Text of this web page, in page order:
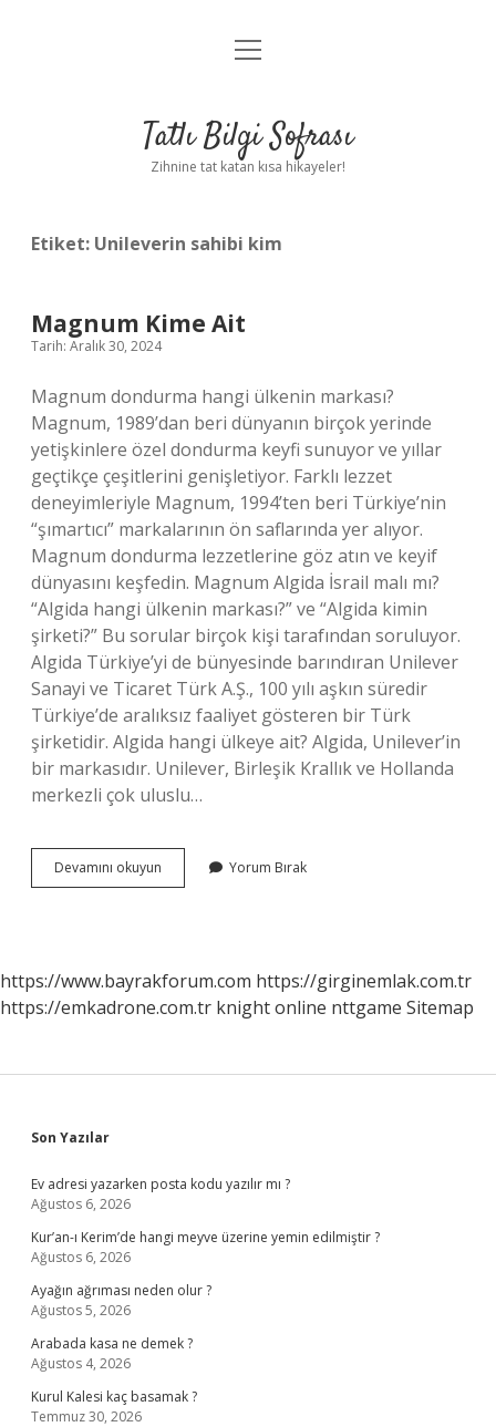
Anasayfa
Yasal Uyarı
menüyü
Tatlı Bilgi Sofrası
Zihnine tat katan kısa hikayeler!
Etiket: Unileverin sahibi kim
Magnum Kime Ait
Tarih: Aralık 30, 2024
Magnum dondurma hangi ülkenin markası?
Magnum, 1989’dan beri dünyanın birçok yerinde
yetişkinlere özel dondurma keyfi sunuyor ve yıllar
geçtikçe çeşitlerini genişletiyor. Farklı lezzet
deneyimleriyle Magnum, 1994’ten beri Türkiye’nin
“şımartıcı” markalarının ön saflarında yer alıyor.
Magnum dondurma lezzetlerine göz atın ve keyif
dünyasını keşfedin. Magnum Algida İsrail malı mı?
“Algida hangi ülkenin markası?” ve “Algida kimin
şirketi?” Bu sorular birçok kişi tarafından soruluyor.
Algida Türkiye’yi de bünyesinde barındıran Unilever
Sanayi ve Ticaret Türk A.Ş., 100 yılı aşkın süredir
Türkiye’de aralıksız faaliyet gösteren bir Türk
şirketidir. Algida hangi ülkeye ait? Algida, Unilever’in
bir markasıdır. Unilever, Birleşik Krallık ve Hollanda
merkezli çok uluslu…
Devamını okuyun Magnum
Kime
Yorum Bırak
https://www.bayrakforum.com https://girginemlak.com.tr
https://emkadrone.com.tr knight online nttgame Sitemap
Sidebar
Son Yazılar
Ev adresi yazarken posta kodu yazılır mı ?
Ağustos 6, 2026
Kur’an-ı Kerim’de hangi meyve üzerine yemin edilmiştir ?
Ağustos 6, 2026
Ayağın ağrıması neden olur ?
Ağustos 5, 2026
Arabada kasa ne demek ?
Ağustos 4, 2026
Kurul Kalesi kaç basamak ?
Temmuz 30, 2026